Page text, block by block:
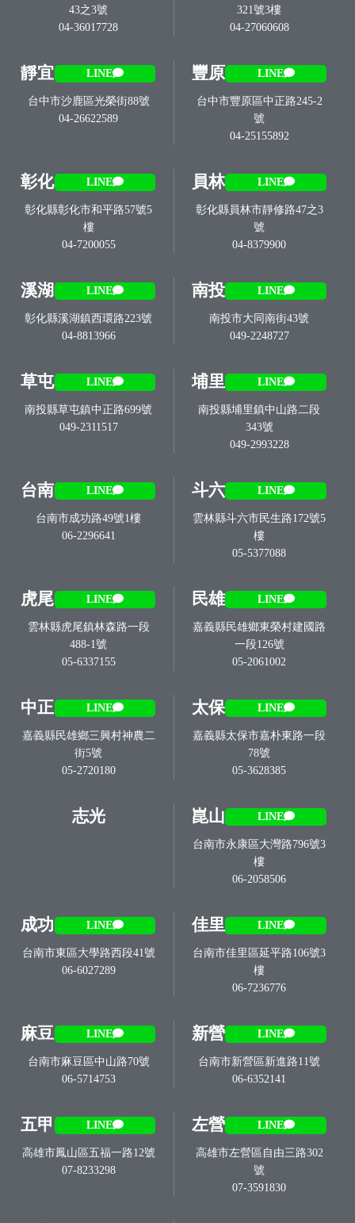
43之3號
04-36017728
321號3樓
04-27060608
靜宜 LINE
台中市沙鹿區光榮街88號
04-26622589
豐原 LINE
台中市豐原區中正路245-2
號
04-25155892
彰化 LINE
彰化縣彰化市和平路57號5
樓
04-7200055
員林 LINE
彰化縣員林市靜修路47之3
號
04-8379900
溪湖 LINE
彰化縣溪湖鎮西環路223號
04-8813966
南投 LINE
南投市大同南街43號
049-2248727
草屯 LINE
南投縣草屯鎮中正路699號
049-2311517
埔里 LINE
南投縣埔里鎮中山路二段
343號
049-2993228
台南 LINE
台南市成功路49號1樓
06-2296641
斗六 LINE
雲林縣斗六市民生路172號5
樓
05-5377088
虎尾 LINE
雲林縣虎尾鎮林森路一段
488-1號
05-6337155
民雄 LINE
嘉義縣民雄鄉東榮村建國路
一段126號
05-2061002
中正 LINE
嘉義縣民雄鄉三興村神農二
街5號
05-2720180
太保 LINE
嘉義縣太保市嘉朴東路一段
78號
05-3628385
志光 崑山 LINE
台南市永康區大灣路796號3
樓
06-2058506
成功 LINE
台南市東區大學路西段41號
06-6027289
佳里 LINE
台南市佳里區延平路106號3
樓
06-7236776
麻豆 LINE
台南市麻豆區中山路70號
06-5714753
新營 LINE
台南市新營區新進路11號
06-6352141
五甲 LINE
高雄市鳳山區五福一路12號
07-8233298
左營 LINE
高雄市左營區自由三路302
號
07-3591830